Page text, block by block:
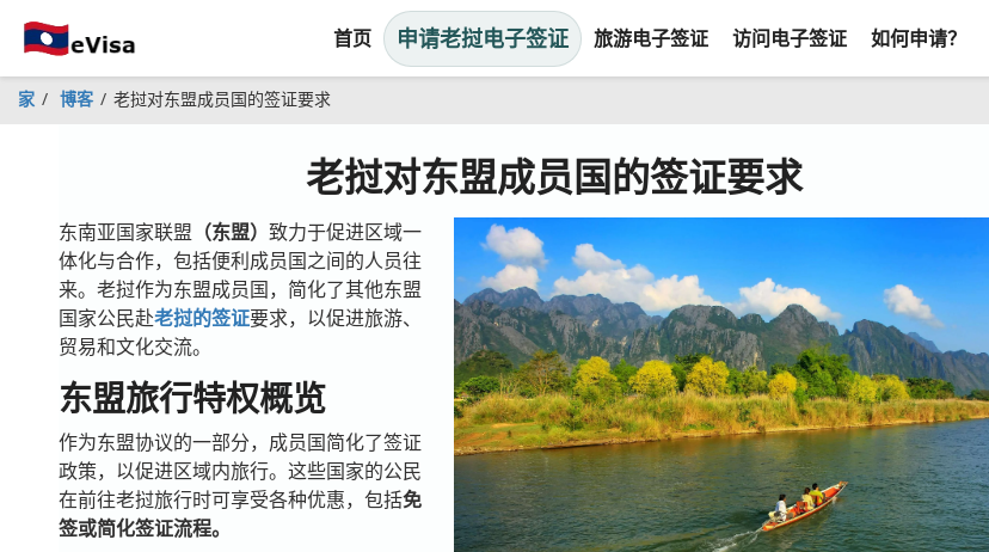
首页 申请老挝电子签证 旅游电子签证 访问电子签证 如何申请？
家 博客 老挝对东盟成员国的签证要求
老挝对东盟成员国的签证要求
东南亚国家联盟 （东盟） 致力于促进区域一
体化与合作，包括便利成员国之间的人员往
来。老挝作为东盟成员国，简化了其他东盟
国家公民赴老挝的签证要求，以促进旅游、
贸易和文化交流。
东盟旅行特权概览
作为东盟协议的一部分，成员国简化了签证
政策，以促进区域内旅行。这些国家的公民
在前往老挝旅行时可享受各种优惠，包括免
签或简化签证流程。